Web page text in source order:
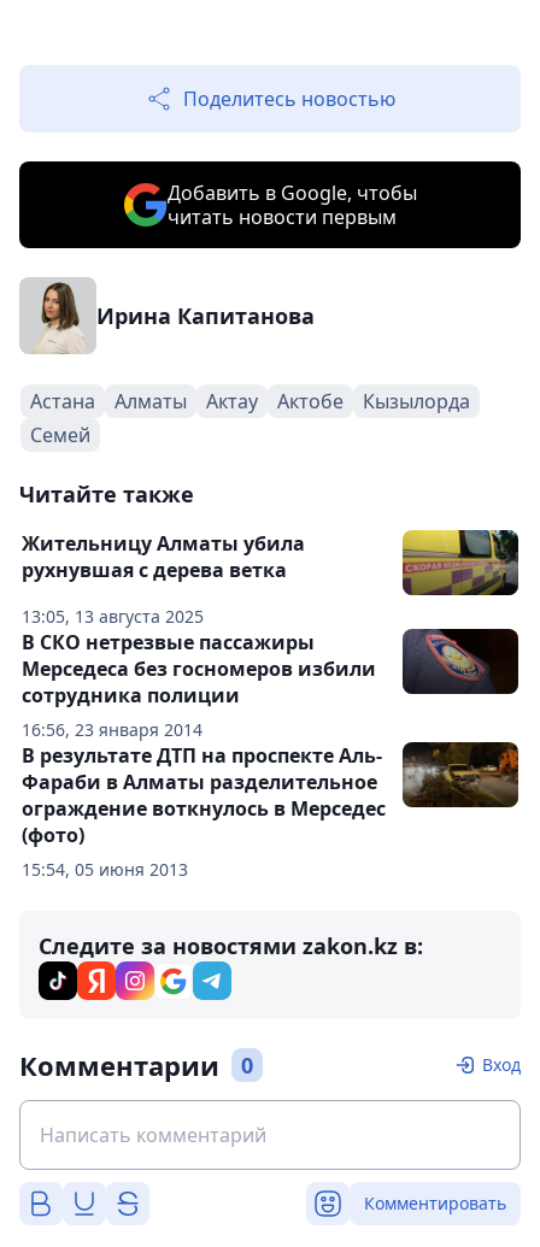
Поделитесь новостью
Добавить в Google, чтобы
читать новости первым
Ирина Капитанова
Астана Алматы Актау Актобе
Кызылорда
Семей
Читайте также
13:05, 13 августа 2025
Жительницу Алматы убила
рухнувшая с дерева ветка
16:56, 23 января 2014
В СКО нетрезвые пассажиры
Мерседеса без госномеров избили
сотрудника полиции
15:54, 05 июня 2013
В результате ДТП на проспекте Аль-
Фараби в Алматы разделительное
ограждение воткнулось в Мерседес
(фото)
Следите за новостями zakon.kz в:
Комментарии 0 Вход
Комментировать